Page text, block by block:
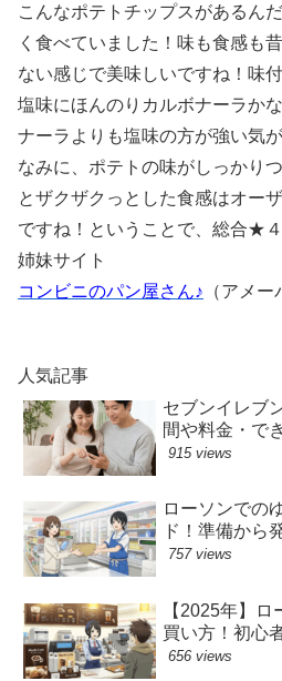
こんなポテトチップスがあるん
く食べていました！味も食感も
ない感じで美味しいですね！味
塩味にほんのりカルボナーラか
ナーラよりも塩味の方が強い気
なみに、ポテトの味がしっかり
とザクザクっとした食感はオー
ですね！ということで、総合★
姉妹サイト
コンビニのパン屋さん♪ （アメー
人気記事
セブンイレブ
間や料金・で
915 views
ローソンでの
ド！準備から
757 views
【2025年】
買い方！初心
656 views